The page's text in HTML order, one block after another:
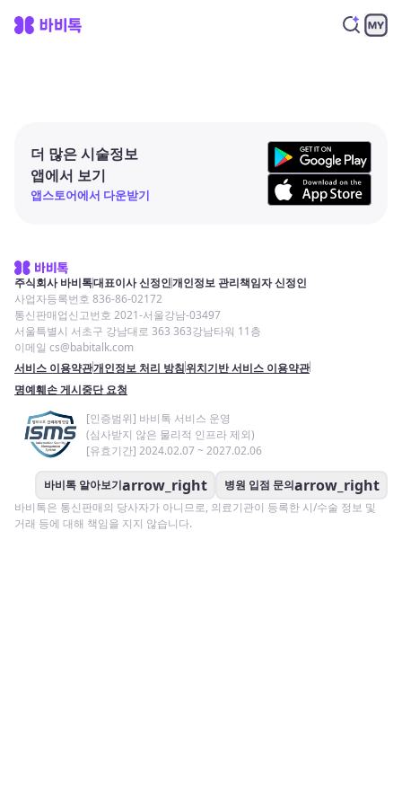
더 많은 시술정보
앱에서 보기
앱스토어에서 다운받기
주식회사 바비톡대표이사 신정인개인정보 관리책임자 신정인
사업자등록번호 836-86-02172
통신판매업신고번호 2021-서울강남-03497
서울특별시 서초구 강남대로 363 363강남타워 11층
이메일 cs@babitalk.com
서비스 이용약관개인정보 처리 방침위치기반 서비스 이용약관
명예훼손 게시중단 요청
[인증범위] 바비톡 서비스 운영
(심사받지 않은 물리적 인프라 제외)
[유효기간] 2024.02.07 ~ 2027.02.06
바비톡 알아보기arrow_right 병원 입점 문의arrow_right
바비톡은 통신판매의 당사자가 아니므로, 의료기관이 등록한 시/수술 정보 및
거래 등에 대해 책임을 지지 않습니다.